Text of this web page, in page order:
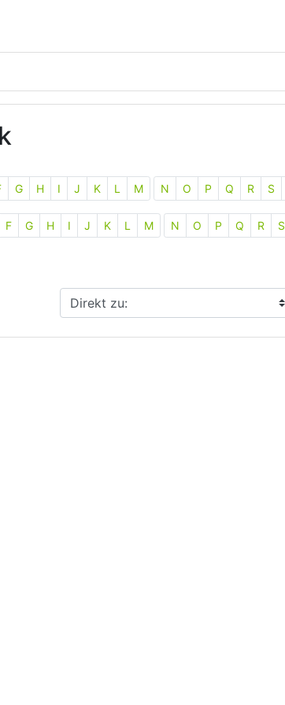
G H I J K L M N O P Q R S
F G H I J K L M N O P Q R S
Direkt zu: